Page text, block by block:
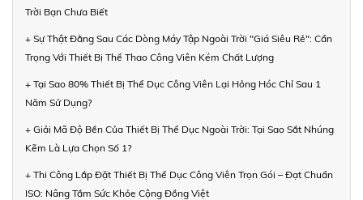
Trời Bạn Chưa Biết
+ Sự Thật Đằng Sau Các Dòng Máy Tập Ngoài Trời "Giá Siêu Rẻ": Cẩn
Trọng Với Thiết Bị Thể Thao Công Viên Kém Chất Lượng
+ Tại Sao 80% Thiết Bị Thể Dục Công Viên Lại Hỏng Hóc Chỉ Sau 1
Năm Sử Dụng?
+ Giải Mã Độ Bền Của Thiết Bị Thể Dục Ngoài Trời: Tại Sao Sắt Nhúng
Kẽm Là Lựa Chọn Số 1?
+ Thi Công Lắp Đặt Thiết Bị Thể Dục Công Viên Trọn Gói – Đạt Chuẩn
ISO: Nâng Tầm Sức Khỏe Cộng Đồng Việt